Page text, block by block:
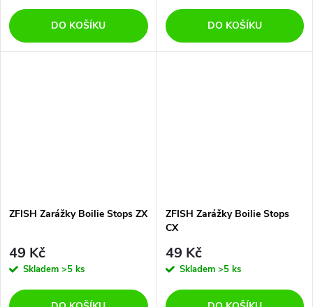
DO KOŠÍKU DO KOŠÍKU
ZFISH Zarážky Boilie Stops ZX
49 Kč
Skladem >5 ks
ZFISH Zarážky Boilie Stops
CX
49 Kč
Skladem >5 ks